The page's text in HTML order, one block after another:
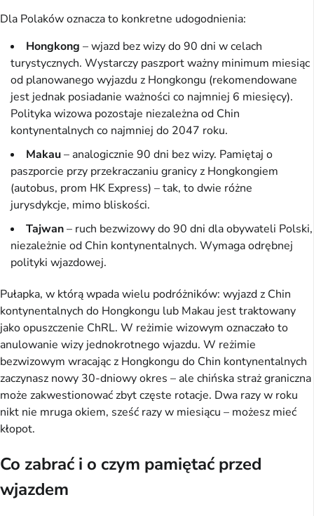
Dla Polaków oznacza to konkretne udogodnienia:
Hongkong – wjazd bez wizy do 90 dni w celach
turystycznych. Wystarczy paszport ważny minimum miesiąc
od planowanego wyjazdu z Hongkongu (rekomendowane
jest jednak posiadanie ważności co najmniej 6 miesięcy).
Polityka wizowa pozostaje niezależna od Chin
kontynentalnych co najmniej do 2047 roku.
Makau– analogicznie 90 dni bez wizy. Pamiętaj o
paszporcie przy przekraczaniu granicy z Hongkongiem
(autobus, prom HK Express) – tak, to dwie różne
jurysdykcje, mimo bliskości.
Tajwan– ruch bezwizowy do 90 dni dla obywateli Polski,
niezależnie od Chin kontynentalnych. Wymaga odrębnej
polityki wjazdowej.
Pułapka, w którą wpada wielu podróżników: wyjazd z Chin
kontynentalnych do Hongkongu lub Makau jest traktowany
jako opuszczenie ChRL. W reżimie wizowym oznaczało to
anulowanie wizy jednokrotnego wjazdu. W reżimie
bezwizowym wracając z Hongkongu do Chin kontynentalnych
zaczynasz nowy 30-dniowy okres – ale chińska straż graniczna
może zakwestionować zbyt częste rotacje. Dwa razy w roku
nikt nie mruga okiem, sześć razy w miesiącu – możesz mieć
kłopot.
Co zabrać i o czym pamiętać przed
wjazdem